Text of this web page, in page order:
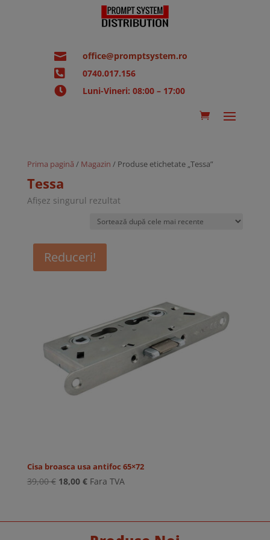
 office@promptsystem.ro
 0740.017.156
 Luni-Vineri: 08:00 – 17:00
Prima pagină / Magazin / Produse etichetate „Tessa”
Tessa
Afișez singurul rezultat
Reduceri!
Cisa broasca usa antifoc 65×72
39,00€ Prețul
fost:
18,00 €Prețul
18,00 €.
Fara TVA